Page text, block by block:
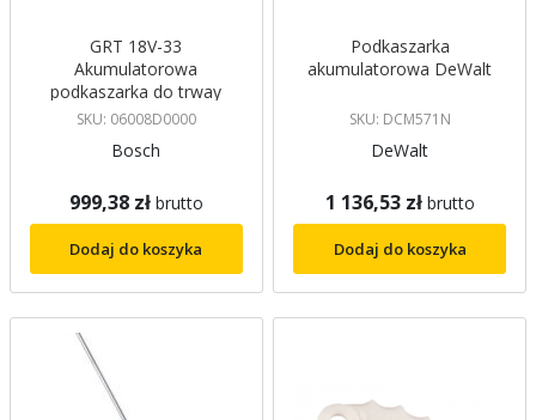
GRT 18V-33
Akumulatorowa
podkaszarka do trway
Professional Bosch
SKU: 06008D0000
Bosch
999,38 zł brutto
Dodaj do koszyka
Podkaszarka
akumulatorowa DeWalt
SKU: DCM571N
DeWalt
1 136,53 zł brutto
Dodaj do koszyka